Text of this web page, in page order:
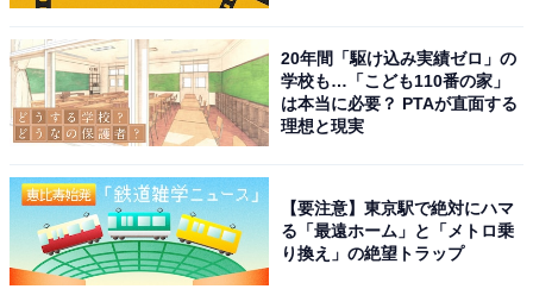
1位：払沢の滝／66票
20年間「駆け込み実績ゼロ」の
学校も…「こども110番の家」
は本当に必要？ PTAが直面する
理想と現実
【要注意】東京駅で絶対にハマ
る「最遠ホーム」と「メトロ乗
り換え」の絶望トラップ